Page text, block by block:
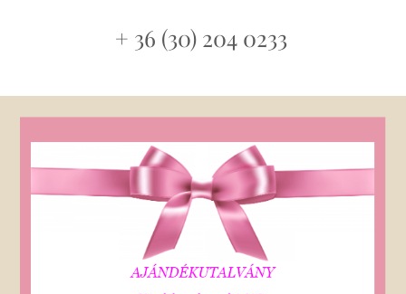
+ 36 (30) 204 0233